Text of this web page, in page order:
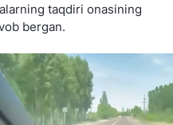
taqdiri onasining
bergan.